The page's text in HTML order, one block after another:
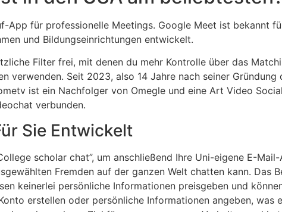
App für professionelle Meetings. Google Meet ist bekannt
und Bildungseinrichtungen entwickelt.
Filter frei, mit denen du mehr Kontrolle über das
verwenden. Seit 2023, also 14 Jahre nach seiner
ist ein Nachfolger von Omegle und eine Art Video
verbunden.
Sie Entwickelt
scholar chat”, um anschließend Ihre Uni-eigene E-
Fremden auf der ganzen Welt chatten kann. Das
keinerlei persönliche Informationen preisgeben und
erstellen oder persönliche Informationen angeben,